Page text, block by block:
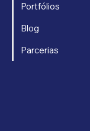
Portfólios
Blog
Parcerias